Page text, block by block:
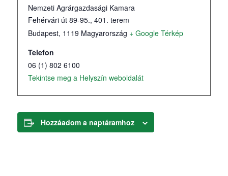
Nemzeti Agrárgazdasági Kamara
Fehérvári út 89-95., 401. terem
Budapest, 1119 Magyarország + Google Térkép
Telefon
06 (1) 802 6100
Tekintse meg a Helyszín weboldalát
Hozzáadom a naptáramhoz